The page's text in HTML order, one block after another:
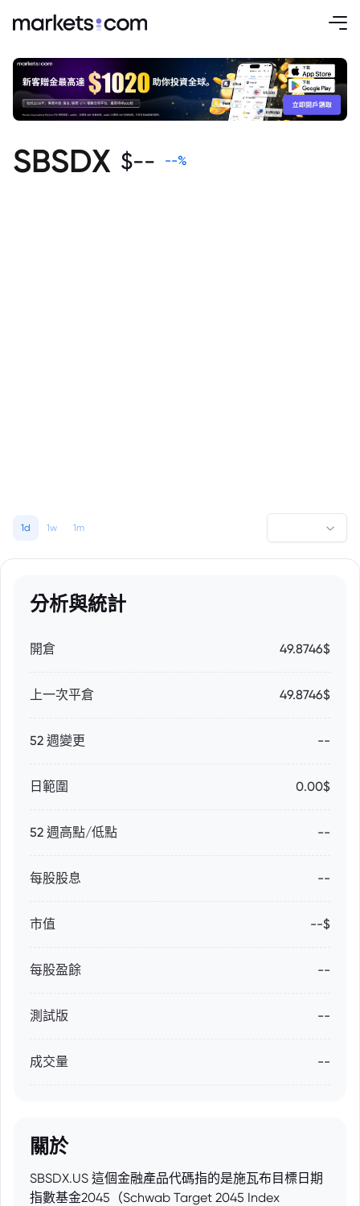
SBSDX $-- --%
1d 1w 1m
分析與統計
開倉 49.8746$
上一次平倉 49.8746$
52 週變更 --
日範圍 0.00$
52 週高點/低點 --
每股股息 --
市值 --$
每股盈餘 --
測試版 --
成交量 --
關於
SBSDX.US 這個金融產品代碼指的是施瓦布目標日期
指數基金2045（Schwab Target 2045 Index